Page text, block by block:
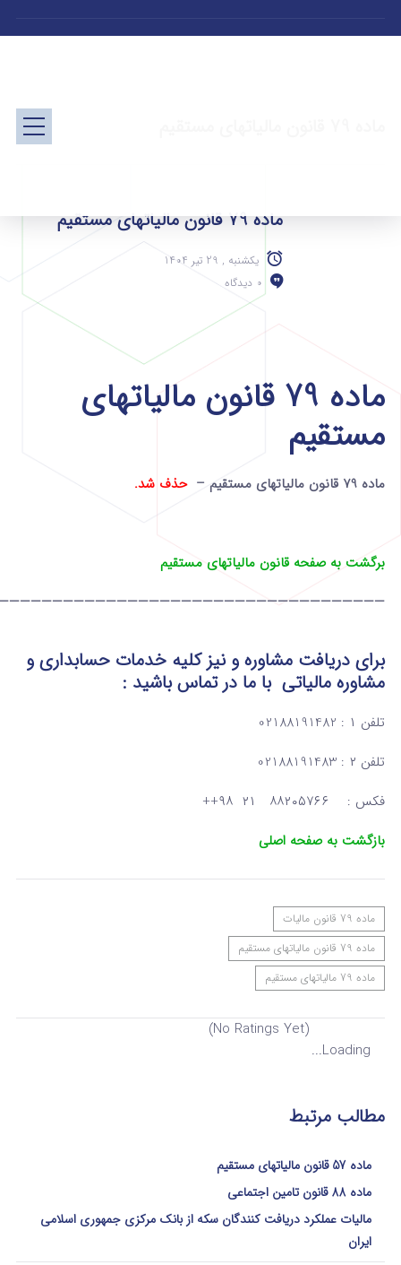
ماده 79 قانون مالیاتهای مستقیم
یکشنبه , 29 تیر 1404
0 دیدگاه
ماده 79 قانون مالیاتهای
مستقیم
ماده 79 قانون مالیاتهای مستقیم – حذف شد.
برگشت به صفحه قانون مالیاتهای مستقیم
برای دریافت مشاوره و نیز کلیه خدمات حسابداری و
مشاوره مالیاتیبا ما در تماسباشید :
تلفن ۱ : 02188191482
تلفن ۲ : 02188191483
فکس : ۸۸۲۰۵۷۶۶ ۲۱ ۹۸++
بازگشت به صفحه اصلی
ماده 79 قانون مالیات
ماده 79 قانون مالیاتهای مستقیم
ماده 79 مالیاتهای مستقیم
(No Ratings Yet)
Loading...
مطالب مرتبط
ماده 57 قانون مالیاتهای مستقیم
ماده 88 قانون تامین اجتماعی
مالیات عملکرد دریافت کنندگان سکه از بانک مرکزی جمهوری اسلامی
ایران